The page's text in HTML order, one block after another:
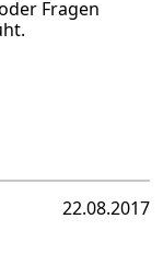
Fragen
22.08.2017